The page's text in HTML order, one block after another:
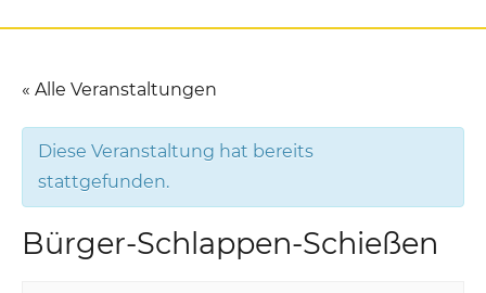
« Alle Veranstaltungen
Diese Veranstaltung hat bereits
stattgefunden.
Bürger-Schlappen-Schießen